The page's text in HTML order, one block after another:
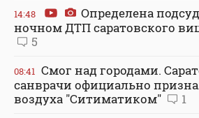
14:48
Определена
ночном ДТП саратовского
5
08:41 Смог над городами.
санврачи официально
воздуха "Ситиматиком"
1